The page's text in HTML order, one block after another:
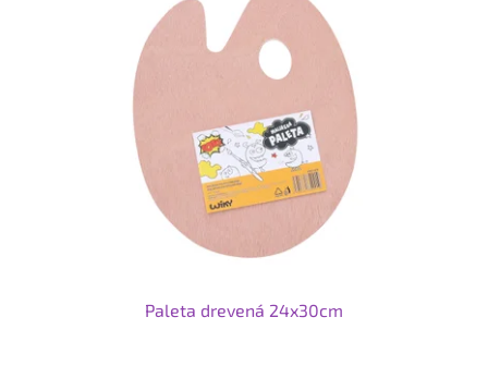
Paleta drevená 24x30cm